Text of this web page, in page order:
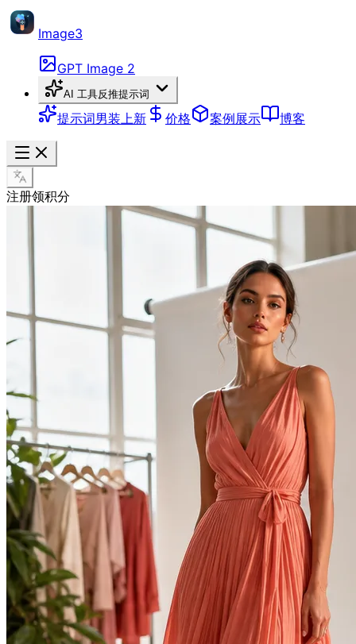
Image3
GPT Image 2
AI 工具反推提示词
提示词男装上新 价格 案例展示 博客
注册领积分